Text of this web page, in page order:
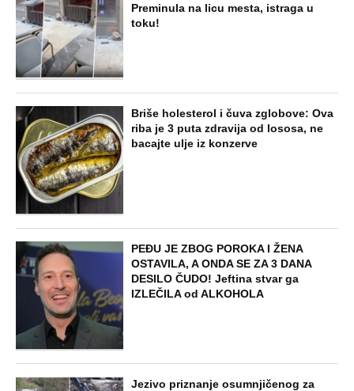
Preminula na licu mesta, istraga u
toku!
Briše holesterol i čuva zglobove: Ova
riba je 3 puta zdravija od lososa, ne
bacajte ulje iz konzerve
PEĐU JE ZBOG POROKA I ŽENA
OSTAVILA, A ONDA SE ZA 3 DANA
DESILO ČUDO! Jeftina stvar ga
IZLEČILA od ALKOHOLA
Jezivo priznanje osumnjičenog za